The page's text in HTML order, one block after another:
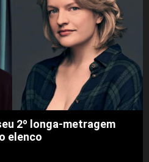
2º longa-metragem
elenco